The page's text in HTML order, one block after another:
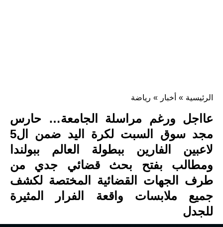
الرئيسية » أخبار » رياضة
عااجل ورغم مراسلة الجامعة… حارس
مجد سوق السبت لكرة اليد ضمن ال5
لاعبين الفارين ببطولة العالم ببولندا
ومطالب بفتح بحث قضائي جدي من
طرف الجهات القضائية المختصة لكشف
جميع ملابسات واقعة الفرار المثيرة
للجدل